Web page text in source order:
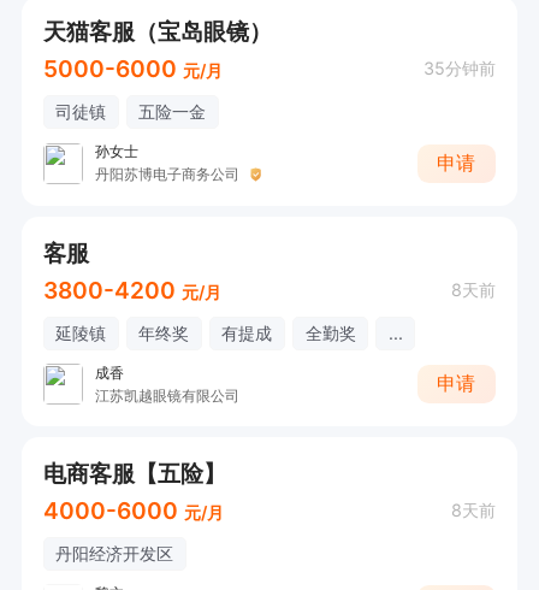
天猫客服（宝岛眼镜）
5000-6000 元/月 35分钟前
司徒镇 五险一金
孙女士
丹阳苏博电子商务公司
申请
客服
3800-4200 元/月 8天前
延陵镇 年终奖 有提成 全勤奖 ...
成香
江苏凯越眼镜有限公司
申请
电商客服【五险】
4000-6000 元/月 8天前
丹阳经济开发区